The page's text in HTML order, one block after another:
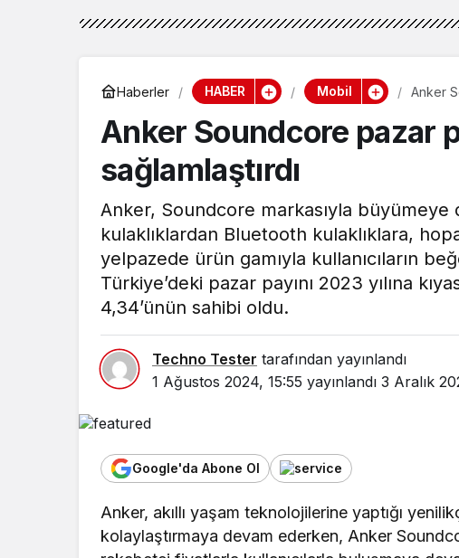
Haberler HABER Mobil Anker
Anker Soundcore pazar
sağlamlaştırdı
Anker, Soundcore markasıyla büyümeye
kulaklıklardan Bluetooth kulaklıklara,
yelpazede ürün gamıyla kullanıcıların
Türkiye’deki pazar payını 2023 yılına
4,34’ünün sahibi oldu.
Techno Tester tarafından yayınlandı
1 Ağustos 2024, 15:55 yayınlandı 3 Aralık
Google'da Abone Ol
Anker, akıllı yaşam teknolojilerine yaptığı
kolaylaştırmaya devam ederken, Anker